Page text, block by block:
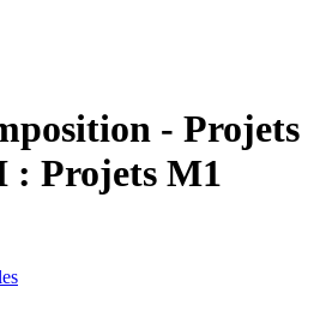
- Projets
: Projets M1